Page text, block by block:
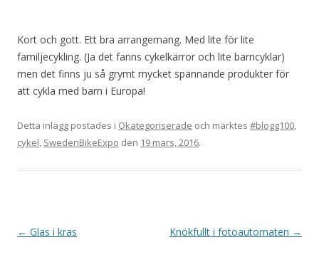
Kort och gott. Ett bra arrangemang. Med lite för lite
familjecykling. (Ja det fanns cykelkärror och lite barncyklar)
men det finns ju så grymt mycket spännande produkter för
att cykla med barn i Europa!
Detta inlägg postades i Okategoriserade och märktes #blogg100,
cykel, SwedenBikeExpo den 19 mars, 2016.
Inläggsnavigering
← Glas i kras Knökfullt i fotoautomaten →